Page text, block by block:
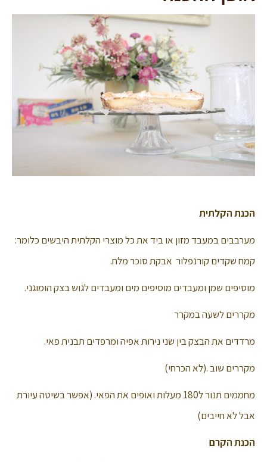
הכנת הקלתית
מערבבים במעבד מזון או ביד את כל מוצרי הקלתית היבשים כלומר:
קמח שקדים קורנפלור אבקת סוכר מלח.
מוסיפים שמן ומעבדים מוסיפים מים ומעבדים לגוש בצק הומוגני.
מקררים לשעה במקרר
מרדדים את הבצק בין שני נירות אפיה ומרפדים תבנית פאי.
מקררים שוב .(לא הכרחי)
מחממים תנור ל180 מעלות ואופים את הפאי. (אפשר בשיטה עיורת
אבל לא חייבים)
הכנת הקרם